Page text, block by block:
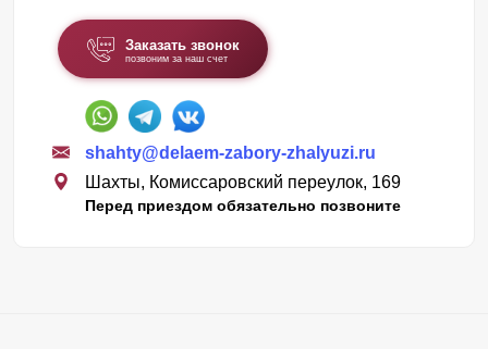
Заказать звонок
позвоним за наш счет
shahty@delaem-zabory-zhalyuzi.ru
Шахты, Комиссаровский переулок, 169
Перед приездом обязательно позвоните